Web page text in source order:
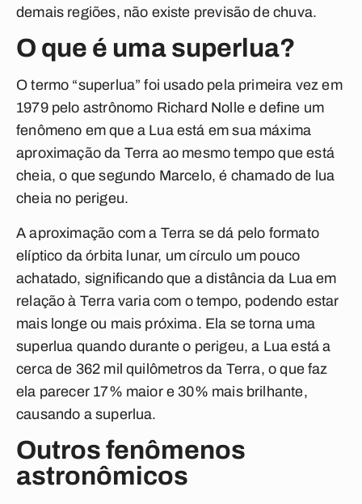
demais regiões, não existe previsão de chuva.
O que é uma superlua?
O termo “superlua” foi usado pela primeira vez em
1979 pelo astrônomo Richard Nolle e define um
fenômeno em que a Lua está em sua máxima
aproximação da Terra ao mesmo tempo que está
cheia, o que segundo Marcelo, é chamado de lua
cheia no perigeu.
A aproximação com a Terra se dá pelo formato
elíptico da órbita lunar, um círculo um pouco
achatado, significando que a distância da Lua em
relação à Terra varia com o tempo, podendo estar
mais longe ou mais próxima. Ela se torna uma
superlua quando durante o perigeu, a Lua está a
cerca de 362 mil quilômetros da Terra, o que faz
ela parecer 17% maior e 30% mais brilhante,
causando a superlua.
Outros fenômenos
astronômicos